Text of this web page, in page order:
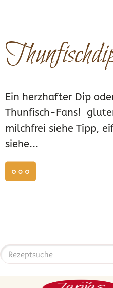
Ein herzhafter Dip
Thunfisch-Fans!
milchfrei siehe Tipp,
siehe...